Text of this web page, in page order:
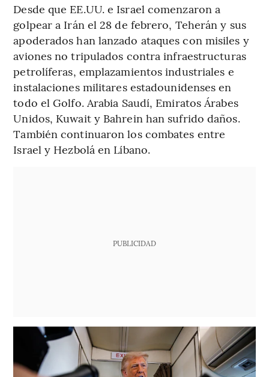
Desde que EE.UU. e Israel comenzaron a
golpear a Irán el 28 de febrero, Teherán y sus
apoderados han lanzado ataques con misiles y
aviones no tripulados contra infraestructuras
petrolíferas, emplazamientos industriales e
instalaciones militares estadounidenses en
todo el Golfo. Arabia Saudí, Emiratos Árabes
Unidos, Kuwait y Bahrein han sufrido daños.
También continuaron los combates entre
Israel y Hezbolá en Líbano.
PUBLICIDAD